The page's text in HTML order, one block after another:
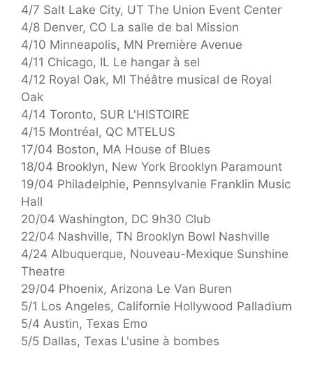
4/7 Salt Lake City, UT The Union Event Center
4/8 Denver, CO La salle de bal Mission
4/10 Minneapolis, MN Première Avenue
4/11 Chicago, IL Le hangar à sel
4/12 Royal Oak, MI Théâtre musical de Royal
Oak
4/14 Toronto, SUR L'HISTOIRE
4/15 Montréal, QC MTELUS
17/04 Boston, MA House of Blues
18/04 Brooklyn, New York Brooklyn Paramount
19/04 Philadelphie, Pennsylvanie Franklin Music
Hall
20/04 Washington, DC 9h30 Club
22/04 Nashville, TN Brooklyn Bowl Nashville
4/24 Albuquerque, Nouveau-Mexique Sunshine
Theatre
29/04 Phoenix, Arizona Le Van Buren
5/1 Los Angeles, Californie Hollywood Palladium
5/4 Austin, Texas Emo
5/5 Dallas, Texas L'usine à bombes